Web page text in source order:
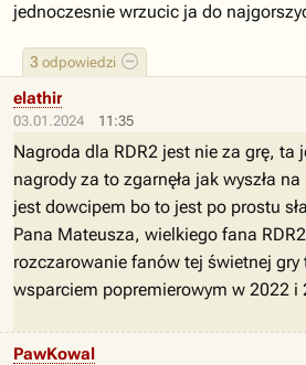
3 odpowiedzi
jednoczesnie wrzucic ja do
03.01.2024 11:35
elathir
Nagroda dla RDR2 jest nie za grę, ta
nagrody za to zgarnęła jak wyszła
jest dowcipem bo to jest po prostu
Pana Mateusza, wielkiego fana
rozczarowanie fanów tej świetnej
wsparciem popremierowym w 2022 i
PawKowal